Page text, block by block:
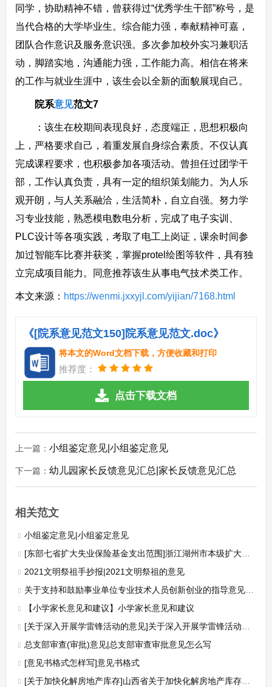
同学，协助精神不错，曾获得过“优秀学生干部”称号，是
当代合格的大学毕业生。综合能力强，奉献精神可嘉，
团队合作意识及服务意识强。多次参加校外实习兼职活
动，脚踏实地，沟通能力强，工作能力高。相信在将来
的工作与就业生涯中，该生会以全新的面貌展现自己。
院系意见范文7
：该生在校期间表现良好，态度端正，思想积极向
上，严格要求自己，着重发展自身综合素质。不仅认真
完成课程要求，也积极参加各项活动。曾担任过团学干
部，工作认真负责，具有一定的组织策划能力。为人乐
观开朗，与人关系融洽，生活简朴，自立自强。努力学
习专业技能，熟悉模电数电分析，完成了电子实训、
PLC设计等各项实践，考取了电工上岗证，课余时间参
加过智能车比赛并获奖，掌握protel绘图等软件，具有独
立完成项目能力。同意推荐该生从事电气技术类工作。
本文来源： https://wenmi.jxxyjl.com/yijian/7168.html
《[院系意见范文150]院系意见范文.doc》
将本文的Word文档下载，方便收藏和打印
推荐度：
点击下载文档
上一篇： 小组鉴定意见|小组鉴定意见
下一篇： 幼儿园家长反馈意见汇总|家长反馈意见汇总
相关范文
小组鉴定意见|小组鉴定意见
[东部七省扩大失业保险基金支出范围]浙江湖州市本级扩大失业保险基金支出范围的实施意见
2021文明祭祖手抄报|2021文明祭祖的意见
关于支持和鼓励事业单位专业技术人员创新创业的指导意见|关于支持和鼓励事业单位专业技术人员创新创业的指导意见
【小学家长意见和建议】小学家长意见和建议
[关于深入开展学雷锋活动的意见]关于深入开展学雷锋活动的意见
总支部审查(审批)意见|总支部审查审批意见怎么写
[意见书格式怎样写]意见书格式
[关于加快化解房地产库存]山西省关于加快化解房地产库存的若干意见